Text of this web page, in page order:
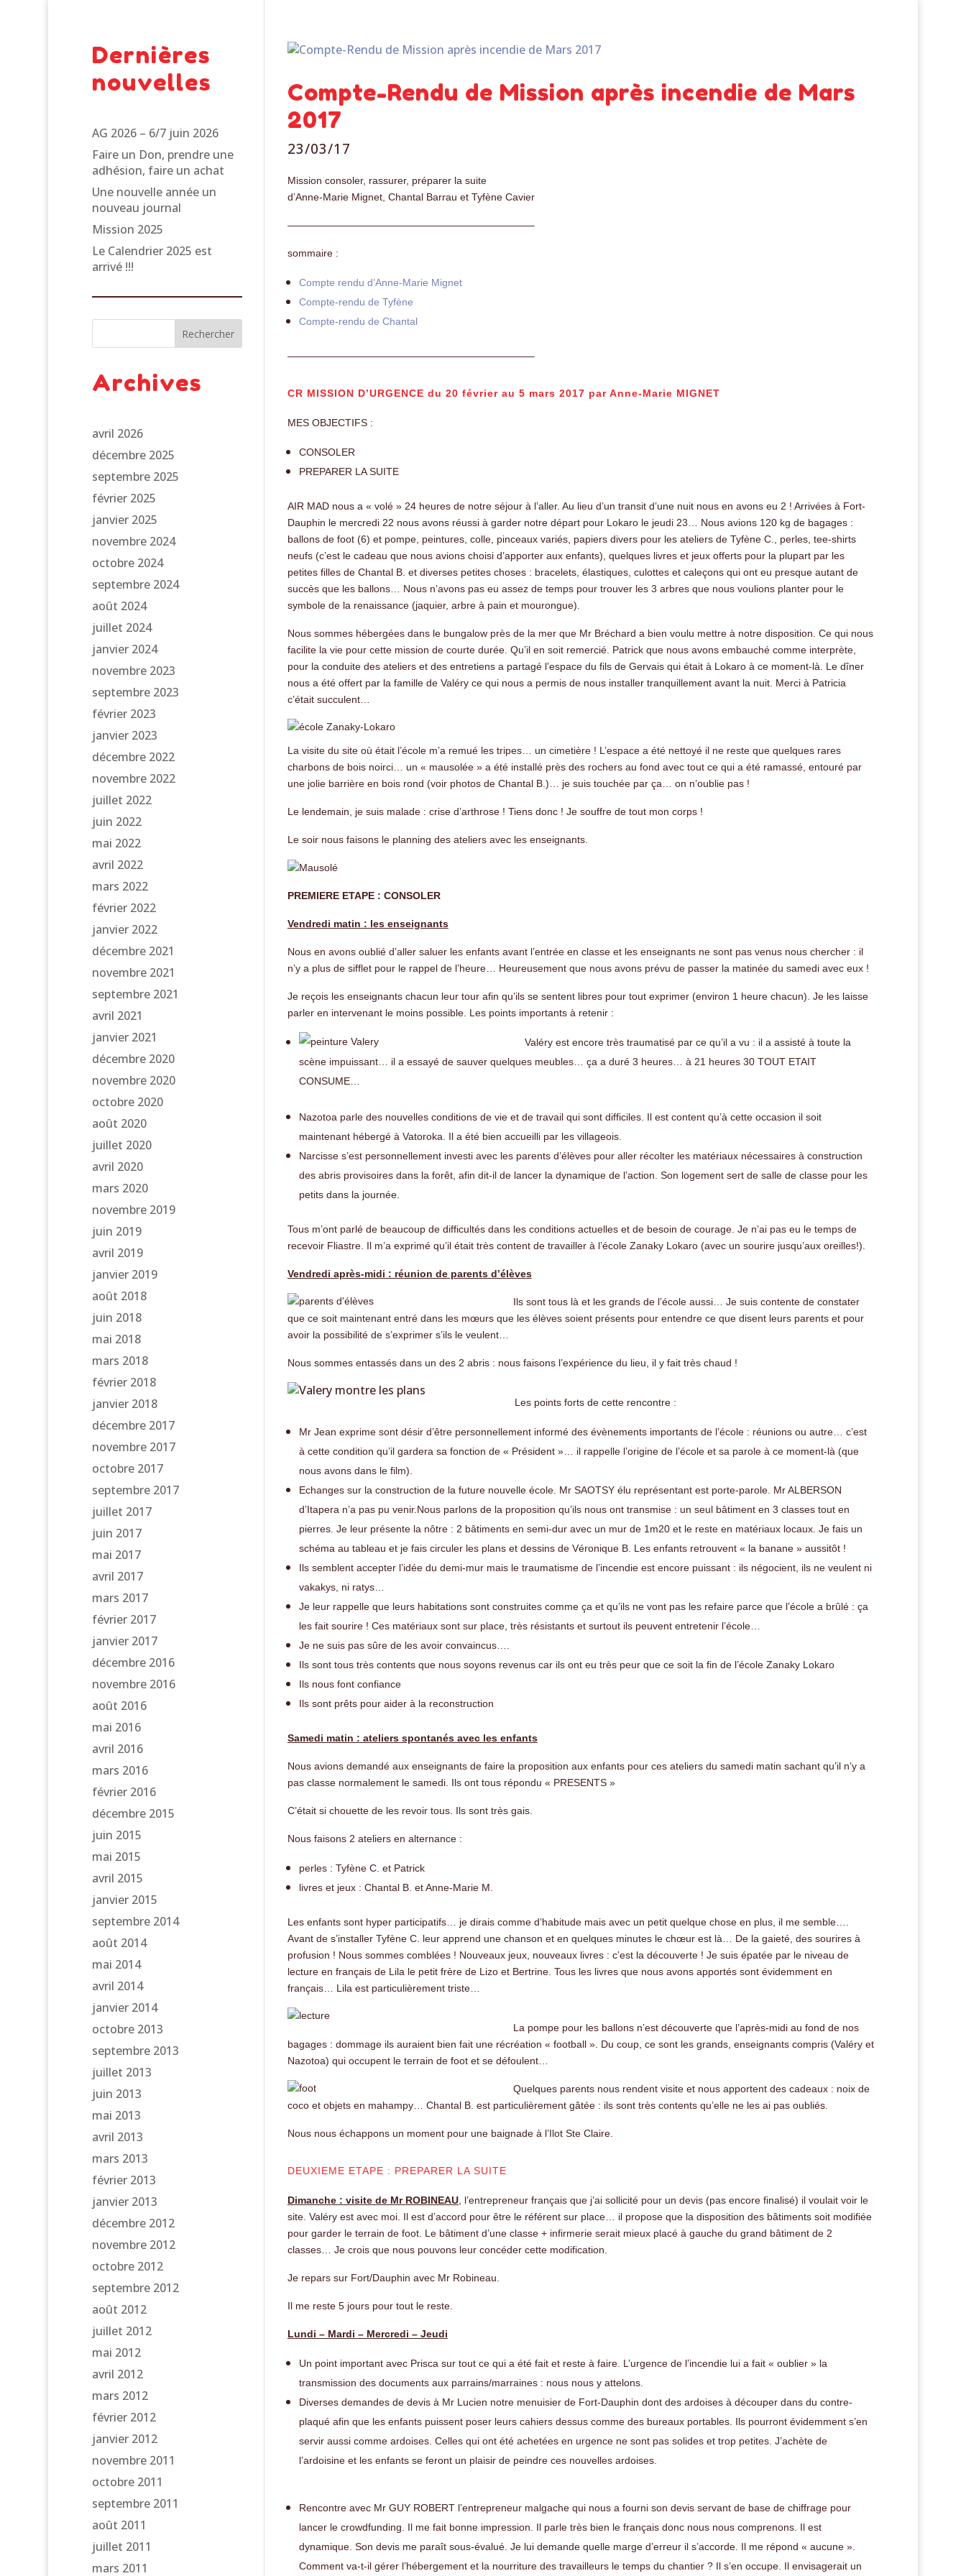
Compte-Rendu de Mission après incendie de Mars
2017
23/03/17
Mission consoler, rassurer, préparer la suite
d’Anne-Marie Mignet, Chantal Barrau et Tyfène Cavier
————————————————————————–
sommaire :
Compte rendu d’Anne-Marie Mignet
Compte-rendu de Tyfène
Compte-rendu de Chantal
————————————————————————–
CR MISSION D’URGENCE du 20 février au 5 mars 2017 par Anne-Marie MIGNET
MES OBJECTIFS :
CONSOLER
PREPARER LA SUITE
AIR MAD nous a « volé » 24 heures de notre séjour à l’aller. Au lieu d’un transit d’une nuit nous en avons eu 2 ! Arrivées à Fort-
Dauphin le mercredi 22 nous avons réussi à garder notre départ pour Lokaro le jeudi 23… Nous avions 120 kg de bagages :
ballons de foot (6) et pompe, peintures, colle, pinceaux variés, papiers divers pour les ateliers de Tyfène C., perles, tee-shirts
neufs (c’est le cadeau que nous avions choisi d’apporter aux enfants), quelques livres et jeux offerts pour la plupart par les
petites filles de Chantal B. et diverses petites choses : bracelets, élastiques, culottes et caleçons qui ont eu presque autant de
succès que les ballons… Nous n’avons pas eu assez de temps pour trouver les 3 arbres que nous voulions planter pour le
symbole de la renaissance (jaquier, arbre à pain et mourongue).
Nous sommes hébergées dans le bungalow près de la mer que Mr Bréchard a bien voulu mettre à notre disposition. Ce qui nous
facilite la vie pour cette mission de courte durée. Qu’il en soit remercié. Patrick que nous avons embauché comme interprète,
pour la conduite des ateliers et des entretiens a partagé l’espace du fils de Gervais qui était à Lokaro à ce moment-là. Le dîner
nous a été offert par la famille de Valéry ce qui nous a permis de nous installer tranquillement avant la nuit. Merci à Patricia
c’était succulent…
La visite du site où était l’école m’a remué les tripes… un cimetière ! L’espace a été nettoyé il ne reste que quelques rares
charbons de bois noirci… un « mausolée » a été installé près des rochers au fond avec tout ce qui a été ramassé, entouré par
une jolie barrière en bois rond (voir photos de Chantal B.)… je suis touchée par ça… on n’oublie pas !
Le lendemain, je suis malade : crise d’arthrose ! Tiens donc ! Je souffre de tout mon corps !
Le soir nous faisons le planning des ateliers avec les enseignants.
PREMIERE ETAPE : CONSOLER
Vendredi matin : les enseignants
Nous en avons oublié d’aller saluer les enfants avant l’entrée en classe et les enseignants ne sont pas venus nous chercher : il
n’y a plus de sifflet pour le rappel de l’heure… Heureusement que nous avons prévu de passer la matinée du samedi avec eux !
Je reçois les enseignants chacun leur tour afin qu’ils se sentent libres pour tout exprimer (environ 1 heure chacun). Je les laisse
parler en intervenant le moins possible. Les points importants à retenir :
Valéry est encore très traumatisé par ce qu’il a vu : il a assisté à toute la
scène impuissant… il a essayé de sauver quelques meubles… ça a duré 3 heures… à 21 heures 30 TOUT ETAIT
CONSUME…
Nazotoa parle des nouvelles conditions de vie et de travail qui sont difficiles. Il est content qu’à cette occasion il soit
maintenant hébergé à Vatoroka. Il a été bien accueilli par les villageois.
Narcisse s’est personnellement investi avec les parents d’élèves pour aller récolter les matériaux nécessaires à construction
des abris provisoires dans la forêt, afin dit-il de lancer la dynamique de l’action. Son logement sert de salle de classe pour les
petits dans la journée.
Tous m’ont parlé de beaucoup de difficultés dans les conditions actuelles et de besoin de courage. Je n’ai pas eu le temps de
recevoir Fliastre. Il m’a exprimé qu’il était très content de travailler à l’école Zanaky Lokaro (avec un sourire jusqu’aux oreilles!).
Vendredi après-midi : réunion de parents d’élèves
Ils sont tous là et les grands de l’école aussi… Je suis contente de constater
que ce soit maintenant entré dans les mœurs que les élèves soient présents pour entendre ce que disent leurs parents et pour
avoir la possibilité de s’exprimer s’ils le veulent…
Nous sommes entassés dans un des 2 abris : nous faisons l’expérience du lieu, il y fait très chaud !
Les points forts de cette rencontre :
Mr Jean exprime sont désir d’être personnellement informé des évènements importants de l’école : réunions ou autre… c’est
à cette condition qu’il gardera sa fonction de « Président »… il rappelle l’origine de l’école et sa parole à ce moment-là (que
nous avons dans le film).
Echanges sur la construction de la future nouvelle école. Mr SAOTSY élu représentant est porte-parole. Mr ALBERSON
d’Itapera n’a pas pu venir. Nous parlons de la proposition qu’ils nous ont transmise : un seul bâtiment en 3 classes tout en
pierres. Je leur présente la nôtre : 2 bâtiments en semi-dur avec un mur de 1m20 et le reste en matériaux locaux. Je fais un
schéma au tableau et je fais circuler les plans et dessins de Véronique B. Les enfants retrouvent « la banane » aussitôt !
Ils semblent accepter l’idée du demi-mur mais le traumatisme de l’incendie est encore puissant : ils négocient, ils ne veulent ni
vakakys, ni ratys…
Je leur rappelle que leurs habitations sont construites comme ça et qu’ils ne vont pas les refaire parce que l’école a brûlé : ça
les fait sourire ! Ces matériaux sont sur place, très résistants et surtout ils peuvent entretenir l’école…
Je ne suis pas sûre de les avoir convaincus….
Ils sont tous très contents que nous soyons revenus car ils ont eu très peur que ce soit la fin de l’école Zanaky Lokaro
Ils nous font confiance
Ils sont prêts pour aider à la reconstruction
Samedi matin : ateliers spontanés avec les enfants
Nous avions demandé aux enseignants de faire la proposition aux enfants pour ces ateliers du samedi matin sachant qu’il n’y a
pas classe normalement le samedi. Ils ont tous répondu « PRESENTS »
C’était si chouette de les revoir tous. Ils sont très gais.
Nous faisons 2 ateliers en alternance :
perles : Tyfène C. et Patrick
livres et jeux : Chantal B. et Anne-Marie M.
Les enfants sont hyper participatifs… je dirais comme d’habitude mais avec un petit quelque chose en plus, il me semble….
Avant de s’installer Tyfène C. leur apprend une chanson et en quelques minutes le chœur est là… De la gaieté, des sourires à
profusion ! Nous sommes comblées ! Nouveaux jeux, nouveaux livres : c’est la découverte ! Je suis épatée par le niveau de
lecture en français de Lila le petit frère de Lizo et Bertrine. Tous les livres que nous avons apportés sont évidemment en
français… Lila est particulièrement triste…
La pompe pour les ballons n’est découverte que l’après-midi au fond de nos
bagages : dommage ils auraient bien fait une récréation « football ». Du coup, ce sont les grands, enseignants compris (Valéry et
Nazotoa) qui occupent le terrain de foot et se défoulent…
Quelques parents nous rendent visite et nous apportent des cadeaux : noix de
coco et objets en mahampy… Chantal B. est particulièrement gâtée : ils sont très contents qu’elle ne les ai pas oubliés.
Nous nous échappons un moment pour une baignade à l’Ilot Ste Claire.
DEUXIEME ETAPE : PREPARER LA SUITE
Dimanche : visite de Mr ROBINEAU, l’entrepreneur français que j’ai sollicité pour un devis (pas encore finalisé) il voulait voir le
site. Valéry est avec moi. Il est d’accord pour être le référent sur place… il propose que la disposition des bâtiments soit modifiée
pour garder le terrain de foot. Le bâtiment d’une classe + infirmerie serait mieux placé à gauche du grand bâtiment de 2
classes… Je crois que nous pouvons leur concéder cette modification.
Je repars sur Fort/Dauphin avec Mr Robineau.
Il me reste 5 jours pour tout le reste.
Lundi – Mardi – Mercredi – Jeudi
Un point important avec Prisca sur tout ce qui a été fait et reste à faire. L’urgence de l’incendie lui a fait « oublier » la
transmission des documents aux parrains/marraines : nous nous y attelons.
Diverses demandes de devis à Mr Lucien notre menuisier de Fort-Dauphin dont des ardoises à découper dans du contre-
plaqué afin que les enfants puissent poser leurs cahiers dessus comme des bureaux portables. Ils pourront évidemment s’en
servir aussi comme ardoises. Celles qui ont été achetées en urgence ne sont pas solides et trop petites. J’achète de
l’ardoisine et les enfants se feront un plaisir de peindre ces nouvelles ardoises.
Rencontre avec Mr GUY ROBERT l’entrepreneur malgache qui nous a fourni son devis servant de base de chiffrage pour
lancer le crowdfunding. Il me fait bonne impression. Il parle très bien le français donc nous nous comprenons. Il est
dynamique. Son devis me paraît sous-évalué. Je lui demande quelle marge d’erreur il s’accorde. Il me répond « aucune ».
Comment va-t-il gérer l’hébergement et la nourriture des travailleurs le temps du chantier ? Il s’en occupe. Il envisagerait un
Dernières
nouvelles
AG 2026 – 6/7 juin 2026
Faire un Don, prendre une
adhésion, faire un achat
Une nouvelle année un
nouveau journal
Mission 2025
Le Calendrier 2025 est
arrivé !!!
Rechercher
Archives
avril 2026
décembre 2025
septembre 2025
février 2025
janvier 2025
novembre 2024
octobre 2024
septembre 2024
août 2024
juillet 2024
janvier 2024
novembre 2023
septembre 2023
février 2023
janvier 2023
décembre 2022
novembre 2022
juillet 2022
juin 2022
mai 2022
avril 2022
mars 2022
février 2022
janvier 2022
décembre 2021
novembre 2021
septembre 2021
avril 2021
janvier 2021
décembre 2020
novembre 2020
octobre 2020
août 2020
juillet 2020
avril 2020
mars 2020
novembre 2019
juin 2019
avril 2019
janvier 2019
août 2018
juin 2018
mai 2018
mars 2018
février 2018
janvier 2018
décembre 2017
novembre 2017
octobre 2017
septembre 2017
juillet 2017
juin 2017
mai 2017
avril 2017
mars 2017
février 2017
janvier 2017
décembre 2016
novembre 2016
août 2016
mai 2016
avril 2016
mars 2016
février 2016
décembre 2015
juin 2015
mai 2015
avril 2015
janvier 2015
septembre 2014
août 2014
mai 2014
avril 2014
janvier 2014
octobre 2013
septembre 2013
juillet 2013
juin 2013
mai 2013
avril 2013
mars 2013
février 2013
janvier 2013
décembre 2012
novembre 2012
octobre 2012
septembre 2012
août 2012
juillet 2012
mai 2012
avril 2012
mars 2012
février 2012
janvier 2012
novembre 2011
octobre 2011
septembre 2011
août 2011
juillet 2011
mars 2011